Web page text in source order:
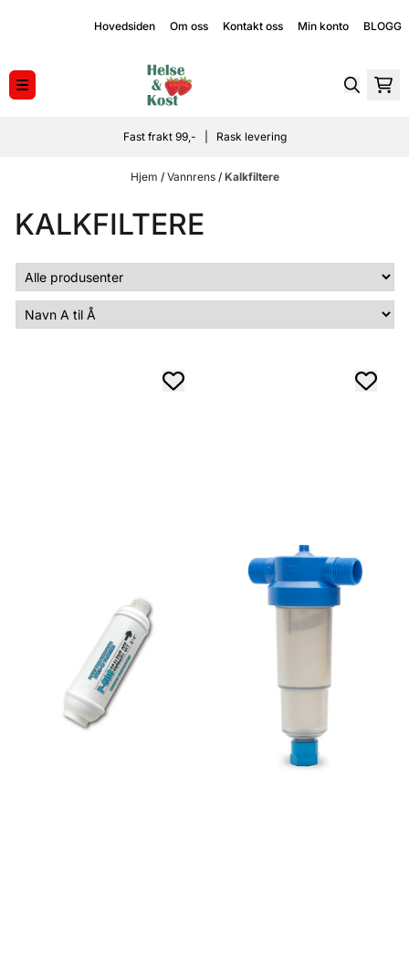
Hopp til innholdHovedsiden Om oss Kontakt oss Min konto BLOGG
Fast frakt 99,- | Rask levering
Hjem / Vannrens / Kalkfiltere
KALKFILTERE